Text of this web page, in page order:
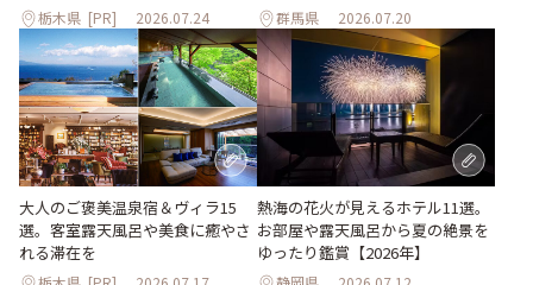
栃木県 [PR] 2026.07.24 群馬県 2026.07.20
大人のご褒美温泉宿＆ヴィラ15
選。客室露天風呂や美食に癒やさ
れる滞在を
熱海の花火が見えるホテル11選。
お部屋や露天風呂から夏の絶景を
ゆったり鑑賞【2026年】